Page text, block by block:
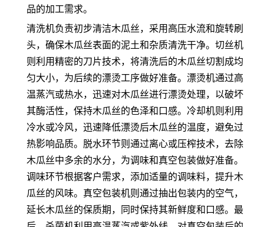
品的加工需求。
清洗机负责初步清洁木瓜丝，采用高压水流和旋转刷
头，确保木瓜丝表面的泥土和杂质清洗干净。切丝机
则利用精密的刀片技术，将清洗后的木瓜丝切割成均
匀大小，为后续的漂烫工序做好准备。漂烫机通过高
温蒸汽或热水，迅速对木瓜丝进行漂烫处理，以破坏
其酶活性，保持木瓜丝的色泽和口感。冷却机则利用
冷水或冷风，迅速降低漂烫后木瓜丝的温度，避免过
热影响品质。脱水环节则通过离心或压榨技术，去除
木瓜丝中多余的水分，为调味和真空包装做好准备。
调味环节根据客户需求，添加适量的调味料，提升木
瓜丝的风味。真空包装机则通过抽出包装内的空气，
延长木瓜丝的保质期，同时保持其新鲜度和口感。最